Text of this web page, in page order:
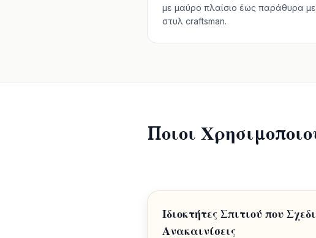
με μαύρο πλαίσιο έως παράθυρα
στυλ craftsman.
Ποιοι
Ιδιοκτήτες Σπιτιού που
Ανακαινίσεις